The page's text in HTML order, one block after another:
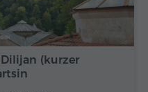
Dilijan (kurzer